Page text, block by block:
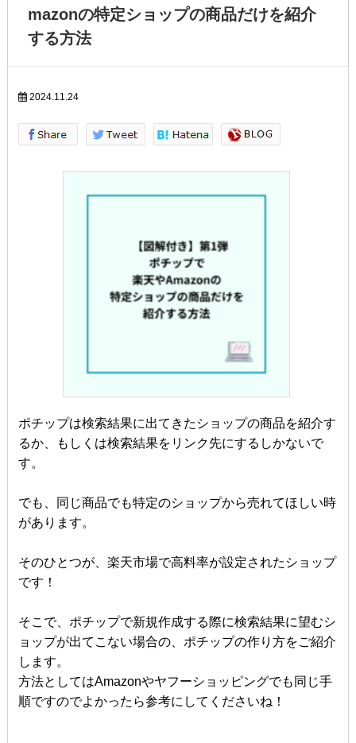
mazonの特定ショップの商品だけを紹介
する方法
2024.11.24
ポチップは検索結果に出てきたショップの商品を紹介す
るか、もしくは検索結果をリンク先にするしかないで
す。
でも、同じ商品でも特定のショップから売れてほしい時
があります。
そのひとつが、楽天市場で高料率が設定されたショップ
です！
そこで、ポチップで新規作成する際に検索結果に望むシ
ョップが出てこない場合の、ポチップの作り方をご紹介
します。
方法としてはAmazonやヤフーショッピングでも同じ手
順ですのでよかったら参考にしてくださいね！